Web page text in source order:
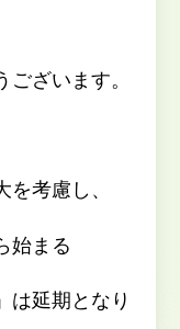
ざいます。
考慮し、
始まる
は延期となり